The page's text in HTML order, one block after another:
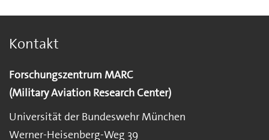
Kontakt
Forschungszentrum MARC
(Military Aviation Research Center)
Universität der Bundeswehr München
Werner-Heisenberg-Weg 39